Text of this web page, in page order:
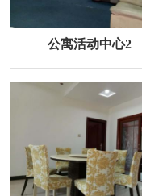
公寓活动中心2